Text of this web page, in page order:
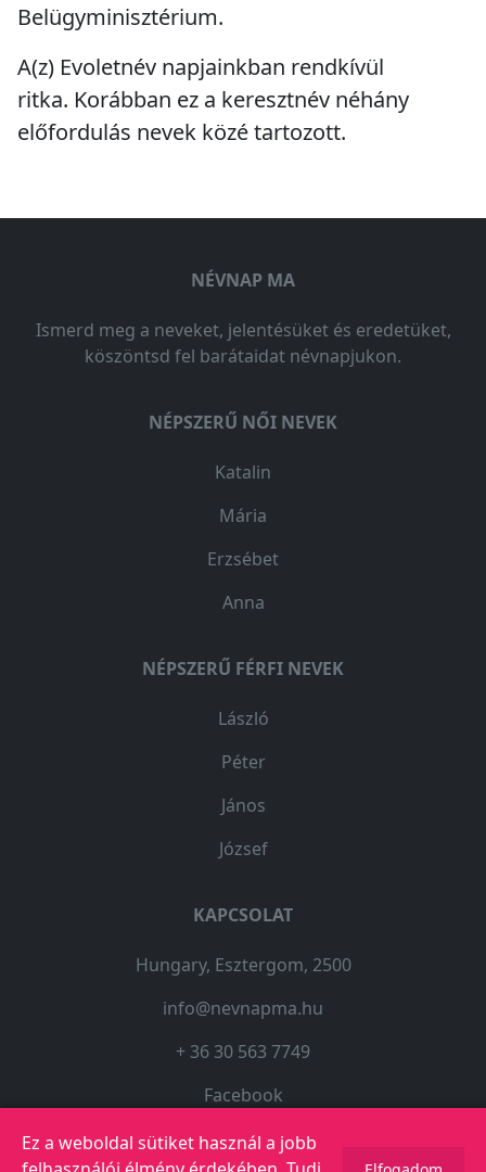
Ez a weboldal sütiket használ a jobb
Belügyminisztérium.
A(z) Evoletnév napjainkban rendkívül
ritka. Korábban ez a keresztnév néhány
előfordulás nevek közé tartozott.
NÉVNAP MA
Ismerd meg a neveket, jelentésüket és eredetüket,
köszöntsd fel barátaidat névnapjukon.
NÉPSZERŰ NŐI NEVEK
Katalin
Mária
Erzsébet
Anna
NÉPSZERŰ FÉRFI NEVEK
László
Péter
János
József
KAPCSOLAT
Hungary, Esztergom, 2500
info@nevnapma.hu
+ 36 30 563 7749
Facebook